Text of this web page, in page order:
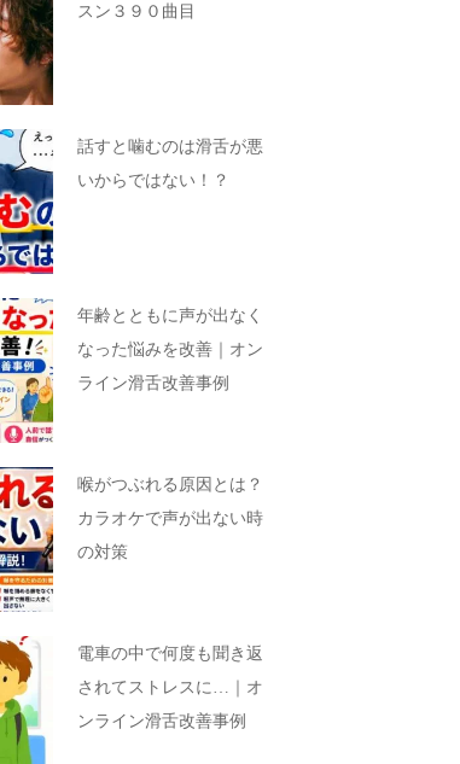
スン３９０曲目
話すと噛むのは滑舌が悪
いからではない！？
年齢とともに声が出なく
なった悩みを改善｜オン
ライン滑舌改善事例
喉がつぶれる原因とは？
カラオケで声が出ない時
の対策
電車の中で何度も聞き返
されてストレスに…｜オ
ンライン滑舌改善事例